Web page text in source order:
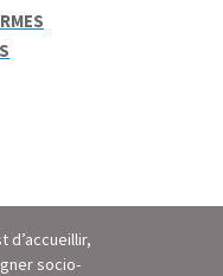
d’accueillir,
socio-